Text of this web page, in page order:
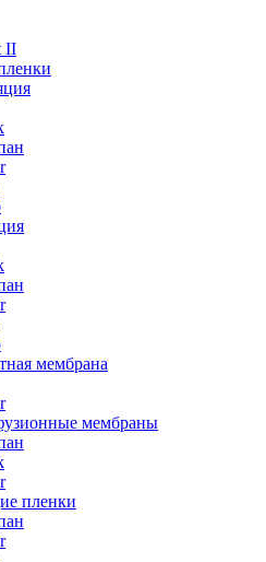
II
мембрана
мембраны
пленки